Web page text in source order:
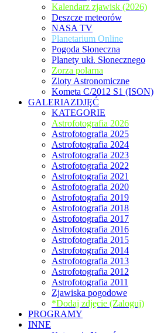
Kalendarz zjawisk (2026)
Deszcze meteorów
NASA TV
Planetarium Online
Pogoda Słoneczna
Planety ukł. Słonecznego
Zorza polarna
Zloty Astronomiczne
Kometa C/2012 S1 (ISON)
GALERIAZDJĘĆ
KATEGORIE
Astrofotografia 2026
Astrofotografia 2025
Astrofotografia 2024
Astrofotografia 2023
Astrofotografia 2022
Astrofotografia 2021
Astrofotografia 2020
Astrofotografia 2019
Astrofotografia 2018
Astrofotografia 2017
Astrofotografia 2016
Astrofotografia 2015
Astrofotografia 2014
Astrofotografia 2013
Astrofotografia 2012
Astrofotografia 2011
Zjawiska pogodowe
*Dodaj zdjęcie (Zaloguj)
PROGRAMY
INNE